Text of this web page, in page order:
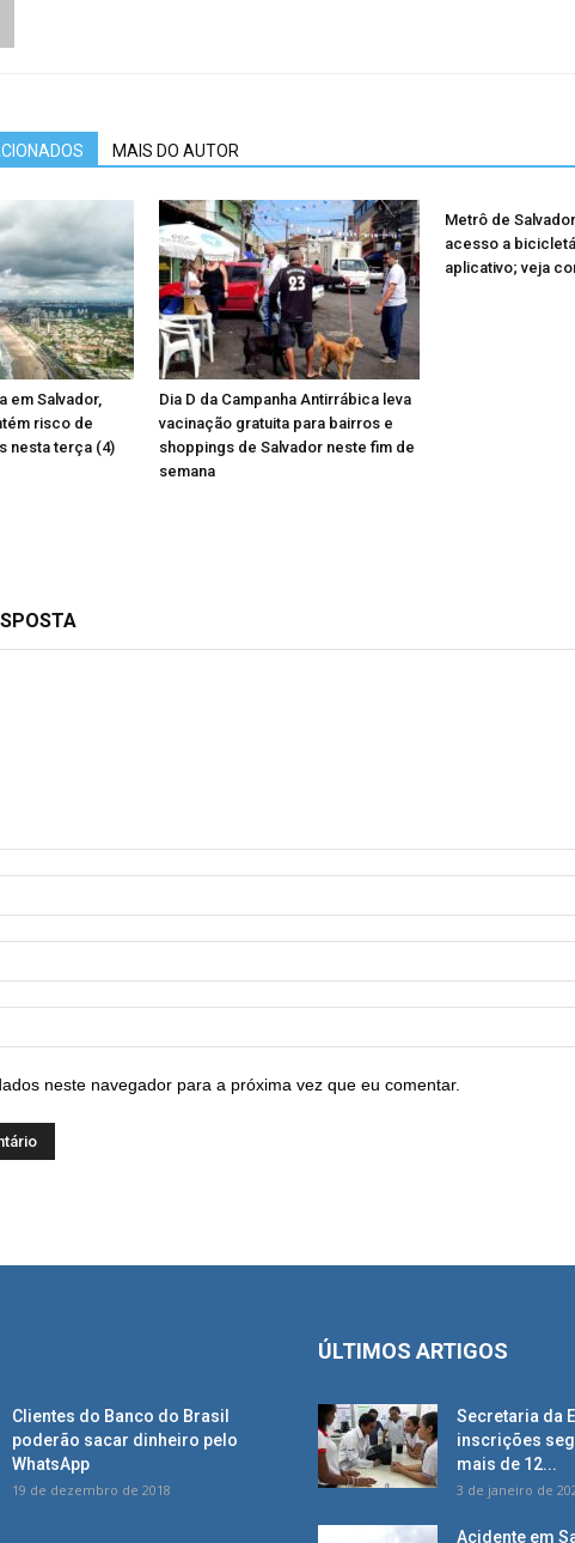
MAIS DO AUTOR
em Salvador,
risco de
nesta terça (4)
Dia D da Campanha Antirrábica leva
vacinação gratuita para bairros e
shoppings de Salvador neste fim de
semana
Metrô de
acesso a
aplicativo; veja
neste navegador para a próxima vez que eu comentar.
Clientes do Banco do Brasil
poderão sacar dinheiro pelo
WhatsApp
19 de dezembro de 2018
ÚLTIMOS ARTIGOS
Secretaria da
inscrições
mais de 12...
3 de janeiro de
Acidente em